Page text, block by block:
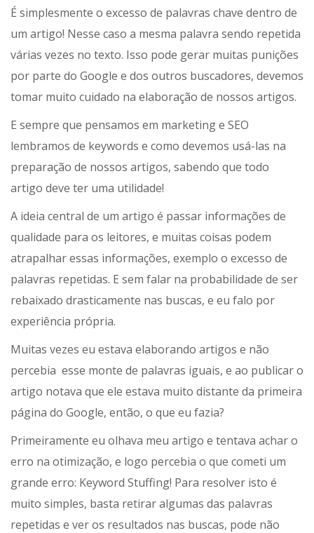
É simplesmente o excesso de palavras chave dentro de
um artigo! Nesse caso a mesma palavra sendo repetida
várias vezes no texto. Isso pode gerar muitas punições
por parte do Google e dos outros buscadores, devemos
tomar muito cuidado na elaboração de nossos artigos.
E sempre que pensamos em marketing e SEO
lembramos de keywords e como devemos usá-las na
preparação de nossos artigos, sabendo que todo
artigo deve ter uma utilidade!
A ideia central de um artigo é passar informações de
qualidade para os leitores, e muitas coisas podem
atrapalhar essas informações, exemplo o excesso de
palavras repetidas. E sem falar na probabilidade de ser
rebaixado drasticamente nas buscas, e eu falo por
experiência própria.
Muitas vezes eu estava elaborando artigos e não
percebia esse monte de palavras iguais, e ao publicar o
artigo notava que ele estava muito distante da primeira
página do Google, então, o que eu fazia?
Primeiramente eu olhava meu artigo e tentava achar o
erro na otimização, e logo percebia o que cometi um
grande erro: Keyword Stuffing! Para resolver isto é
muito simples, basta retirar algumas das palavras
repetidas e ver os resultados nas buscas, pode não